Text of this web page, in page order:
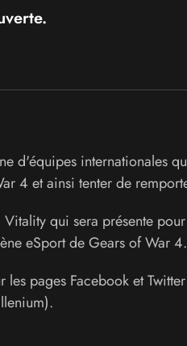
d'équipes internationales
4 et ainsi tenter de
qui sera présente
eSport de Gears of War 4.
pages Facebook et